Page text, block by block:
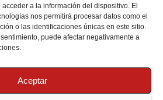
a la información del dispositivo. El
nos permitirá procesar datos como el
o las identificaciones únicas en este sitio.
puede afectar negativamente a
Aceptar